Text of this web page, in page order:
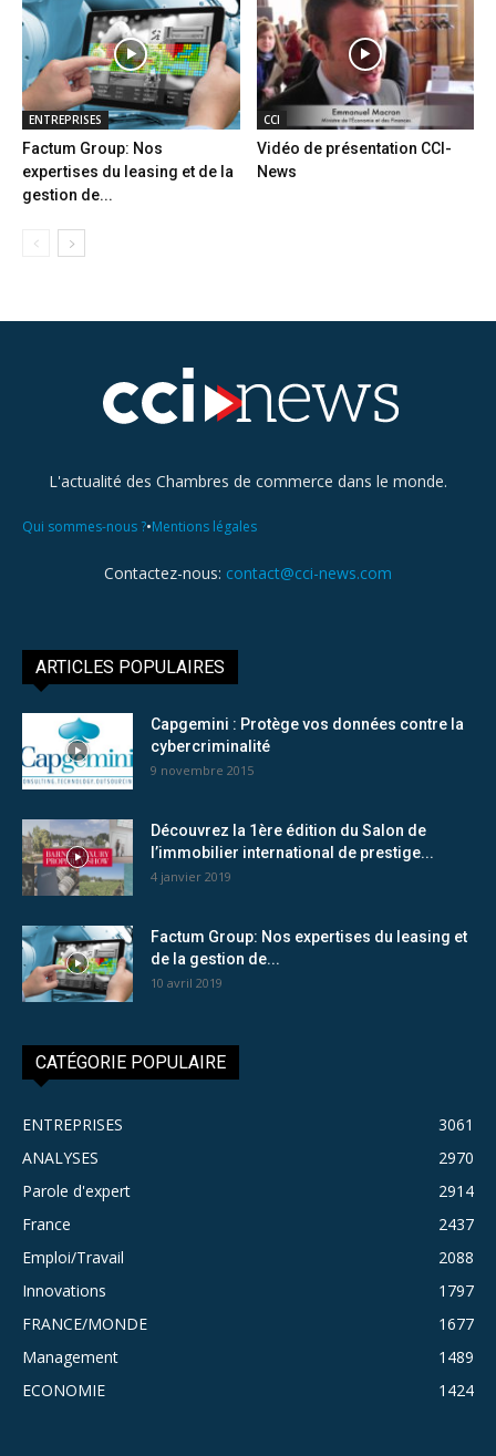
ENTREPRISES
Factum Group: Nos
expertises du leasing et de la
gestion de...
CCI
Vidéo de présentation CCI-
News
L'actualité des Chambres de commerce dans le monde.
Qui sommes-nous ?•Mentions légales
Contactez-nous: contact@cci-news.com
ARTICLES POPULAIRES
Capgemini : Protège vos données contre la
cybercriminalité
9 novembre 2015
Découvrez la 1ère édition du Salon de
l’immobilier international de prestige...
4 janvier 2019
Factum Group: Nos expertises du leasing et
de la gestion de...
10 avril 2019
CATÉGORIE POPULAIRE
ENTREPRISES
3061
ANALYSES
2970
Parole d'expert
2914
France
2437
Emploi/Travail
2088
Innovations
1797
FRANCE/MONDE
1677
Management
1489
ECONOMIE
1424